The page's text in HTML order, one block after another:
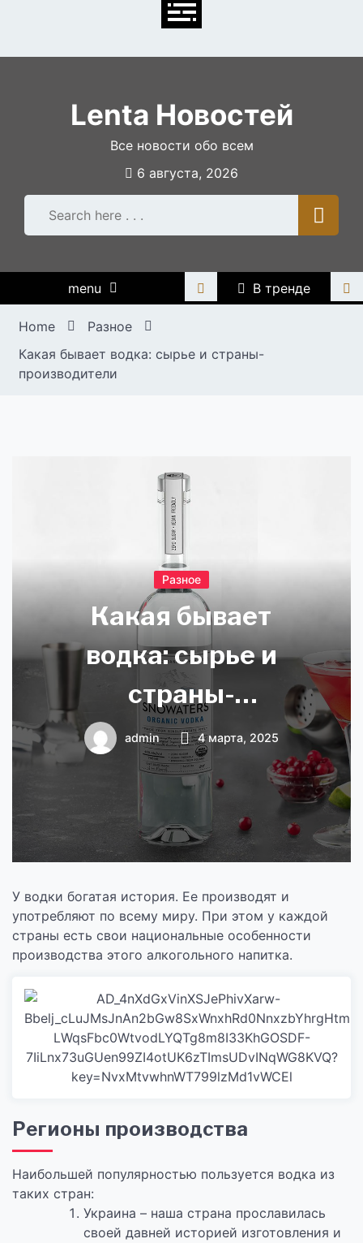
Lenta Новостей
Все новости обо всем
6 августа, 2026
menu В тренде
Home
Разное
Какая бывает водка: сырье и страны-
производители
Разное
Какая бывает
водка: сырье и
страны-
производители
admin 4 марта, 2025
У водки богатая история. Ее производят и
употребляют по всему миру. При этом у каждой
страны есть свои национальные особенности
производства этого алкогольного напитка.
Регионы производства
Наибольшей популярностью пользуется водка из
таких стран:
Украина – наша страна прославилась
своей давней историей изготовления и